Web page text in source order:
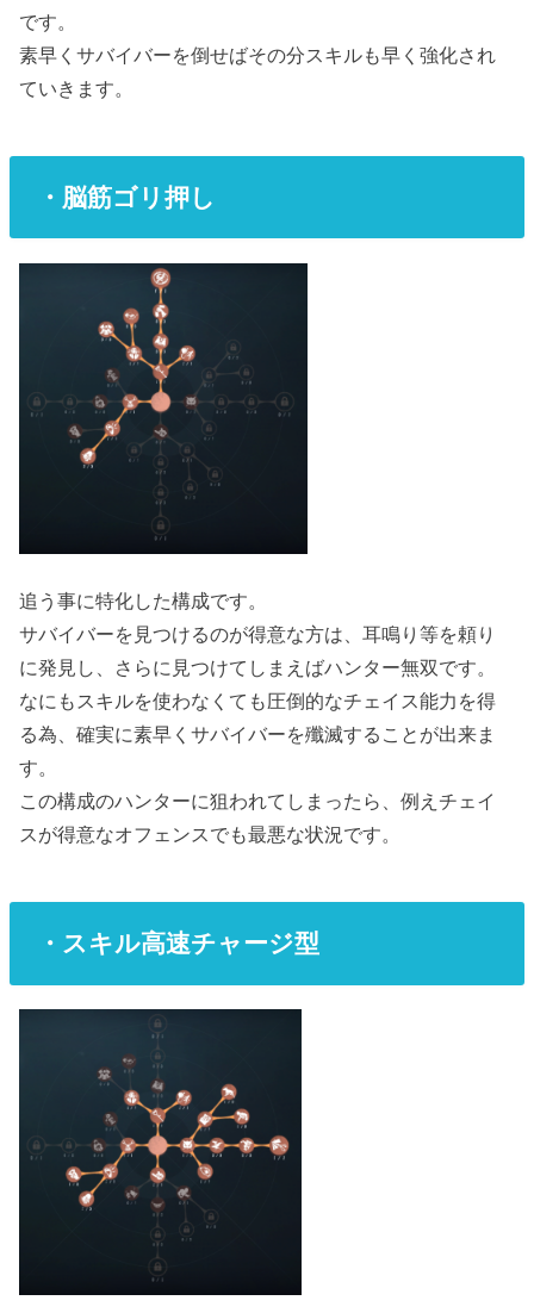
です。
素早くサバイバーを倒せばその分スキルも早く強化され
ていきます。
・脳筋ゴリ押し
追う事に特化した構成です。
サバイバーを見つけるのが得意な方は、耳鳴り等を頼り
に発見し、さらに見つけてしまえばハンター無双です。
なにもスキルを使わなくても圧倒的なチェイス能力を得
る為、確実に素早くサバイバーを殲滅することが出来ま
す。
この構成のハンターに狙われてしまったら、例えチェイ
スが得意なオフェンスでも最悪な状況です。
・スキル高速チャージ型